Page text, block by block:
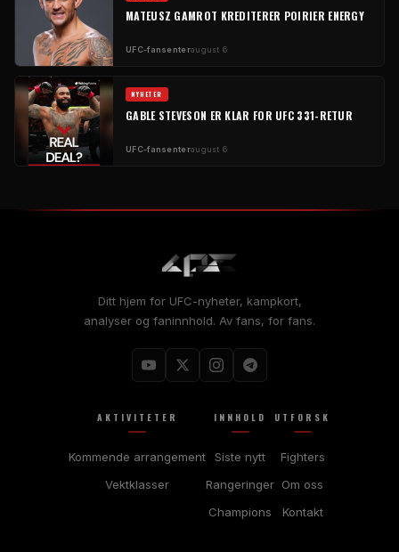
MATEUSZ GAMROT KREDITERER POIRIER ENERGY
UFC-fansenteraugust 6
NYHETER
GABLE STEVESON ER KLAR FOR UFC 331-RETUR
UFC-fansenteraugust 6
Ditt hjem for UFC-nyheter, kampkort,
analyser og faninnhold. Av fans, for fans.
AKTIVITETER
Kommende arrangement
Vektklasser
INNHOLD
Siste nytt
Rangeringer
Champions
UTFORSK
Fighters
Om oss
Kontakt